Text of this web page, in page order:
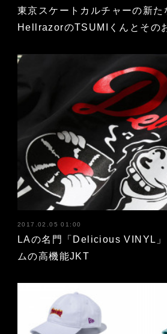
東京スケートカルチャーの新た
HellrazorのTSUMIくんとその
2017.02.05 01:00
LAの名門「Delicious VINYL」
ムの高機能JKT